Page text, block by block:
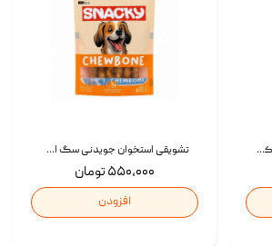
تشویقی استخوان جویدنی سگ اسنکی کرانچی با طعم مرغ Snacky Crunchy Munchy وزن 100 گرم
۵۵۰,۰۰۰ تومان
افزودن
تشویقی گربه درمانی کرانچ اسنکی با طعم میکس Snacky Crunch Cat Treats وزن 60 گرم بسته 4 عددی